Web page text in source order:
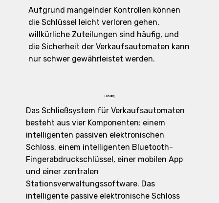
Aufgrund mangelnder Kontrollen können
die Schlüssel leicht verloren gehen,
willkürliche Zuteilungen sind häufig, und
die Sicherheit der Verkaufsautomaten kann
nur schwer gewährleistet werden.
Lösung
Das Schließsystem für Verkaufsautomaten
besteht aus vier Komponenten: einem
intelligenten passiven elektronischen
Schloss, einem intelligenten Bluetooth-
Fingerabdruckschlüssel, einer mobilen App
und einer zentralen
Stationsverwaltungssoftware. Das
intelligente passive elektronische Schloss